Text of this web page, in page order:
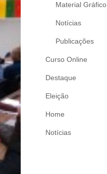
Material Gráfico
Notícias
Publicações
Curso Online
Destaque
Eleição
Home
Notícias